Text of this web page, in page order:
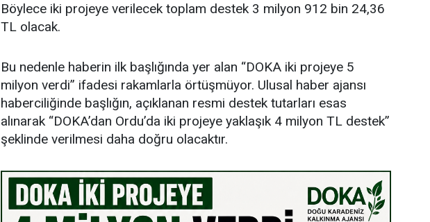
Böylece iki projeye verilecek toplam destek 3 milyon 912 bin 24,36
TL olacak.
Bu nedenle haberin ilk başlığında yer alan “DOKA iki projeye 5
milyon verdi” ifadesi rakamlarla örtüşmüyor. Ulusal haber ajansı
haberciliğinde başlığın, açıklanan resmi destek tutarları esas
alınarak “DOKA’dan Ordu’da iki projeye yaklaşık 4 milyon TL destek”
şeklinde verilmesi daha doğru olacaktır.